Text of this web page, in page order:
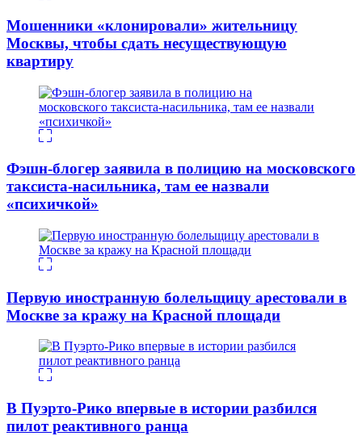
Мошенники «клонировали» жительницу
Москвы, чтобы сдать несуществующую
квартиру
Фэшн-блогер заявила в полицию на московского
таксиста-насильника, там ее назвали
«психичкой»
Первую иностранную болельщицу арестовали в
Москве за кражу на Красной площади
В Пуэрто-Рико впервые в истории разбился
пилот реактивного ранца